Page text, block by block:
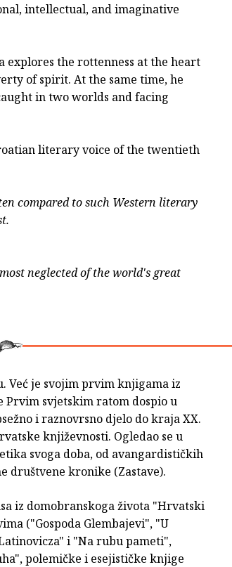
intellectual, and imaginative
the rottenness at the heart
of spirit. At the same time, he
in two worlds and facing
literary voice of the twentieth
compared to such Western literary
neglected of the world's great
Već je svojim prvim knjigama iz
svjetskim ratom dospio u
i raznovrsno djelo do kraja XX.
književnosti. Ogledao se u
svoga doba, od avangardističkih
društvene kronike (Zastave).
iz domobranskoga života "Hrvatski
("Gospoda Glembajevi", "U
i "Na rubu pameti",
polemičke i esejističke knjige